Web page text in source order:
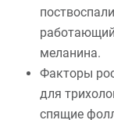
меланина.
Факторы
для
спящие